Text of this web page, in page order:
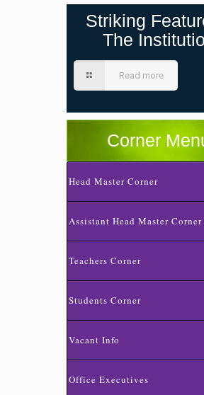
Striking
The
Read more
Corner
Head Master Corner
Assistant Head Master Corner
Teachers Corner
Students Corner
Vacant Info
Office Executives